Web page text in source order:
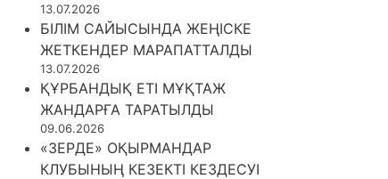
13.07.2026
БІЛІМ САЙЫСЫНДА ЖЕҢІСКЕ
ЖЕТКЕНДЕР МАРАПАТТАЛДЫ
13.07.2026
ҚҰРБАНДЫҚ ЕТІ МҰҚТАЖ
ЖАНДАРҒА ТАРАТЫЛДЫ
09.06.2026
«ЗЕРДЕ» ОҚЫРМАНДАР
КЛУБЫНЫҢ КЕЗЕКТІ КЕЗДЕСУІ